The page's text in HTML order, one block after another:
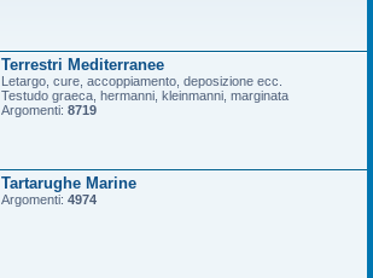
Terrestri Mediterranee
Letargo, cure, accoppiamento, deposizione ecc.
Testudo graeca, hermanni, kleinmanni, marginata
Argomenti: 8719
Tartarughe Marine
Argomenti: 4974